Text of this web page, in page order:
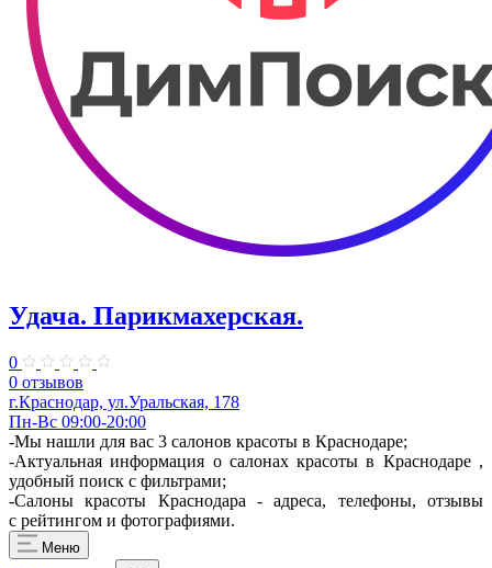
Удача. Парикмахерская.
0
0 отзывов
г.Краснодар, ул.Уральская, 178
Пн-Вс 09:00-20:00
-Мы нашли для вас 3 салонов красоты в Краснодаре;
-Актуальная информация о салонах красоты в Краснодаре ,
удобный поиск с фильтрами;
-Салоны красоты Краснодара - адреса, телефоны, отзывы
с рейтингом и фотографиями.
Меню